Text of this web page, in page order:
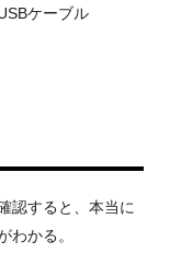
ケーブル
認すると、本当に
わかる。